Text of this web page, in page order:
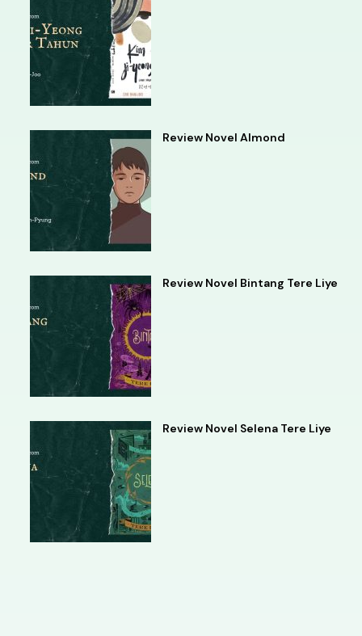
Review Novel Almond
Review Novel Bintang Tere Liye
Review Novel Selena Tere Liye